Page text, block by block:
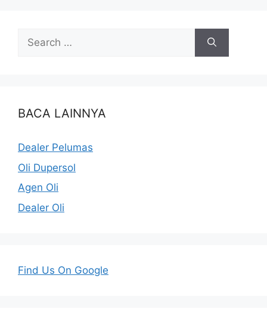
BACA LAINNYA
Dealer Pelumas
Oli Dupersol
Agen Oli
Dealer Oli
Find Us On Google